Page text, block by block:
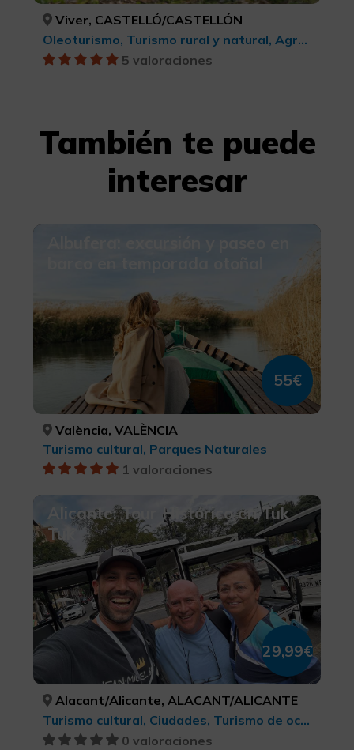
Viver, CASTELLÓ/CASTELLÓN
Oleoturismo, Turismo rural y natural, Agroturismo, Turismo gastronómico
5 valoraciones
También te puede
interesar
55€
València, VALÈNCIA
Turismo cultural, Parques Naturales
1 valoraciones
Alicante: Tour Histórico en Tuk
Tuk
29,99€
Alacant/Alicante, ALACANT/ALICANTE
Turismo cultural, Ciudades, Turismo de ocio y diversión
0 valoraciones